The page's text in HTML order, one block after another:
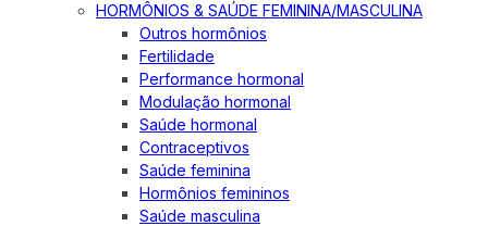
HORMÔNIOS & SAÚDE FEMININA/MASCULINA
Outros hormônios
Fertilidade
Performance hormonal
Modulação hormonal
Saúde hormonal
Contraceptivos
Saúde feminina
Hormônios femininos
Saúde masculina